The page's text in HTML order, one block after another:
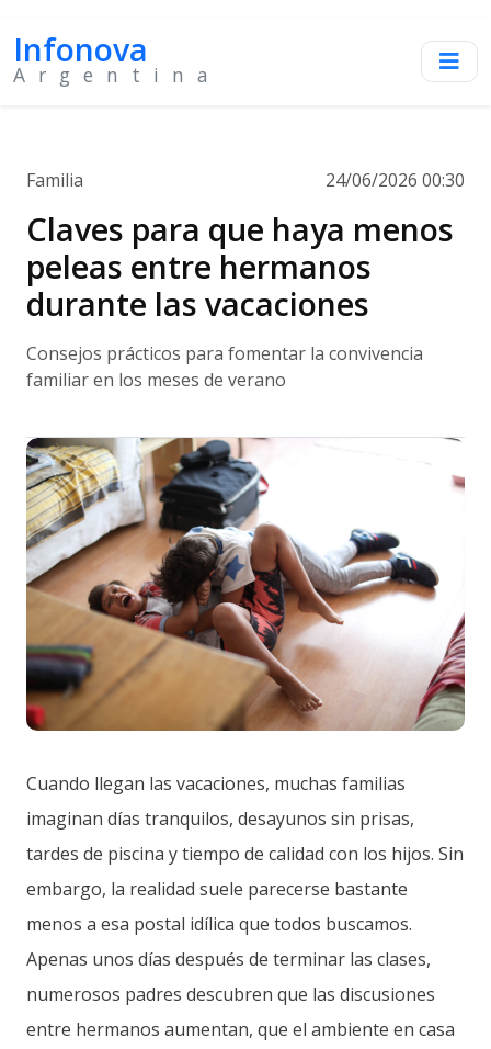
Infonova
Argentina
Familia 24/06/2026 00:30
Claves para que haya menos
peleas entre hermanos
durante las vacaciones
Consejos prácticos para fomentar la convivencia
familiar en los meses de verano
Cuando llegan las vacaciones, muchas familias
imaginan días tranquilos, desayunos sin prisas,
tardes de piscina y tiempo de calidad con los hijos. Sin
embargo, la realidad suele parecerse bastante
menos a esa postal idílica que todos buscamos.
Apenas unos días después de terminar las clases,
numerosos padres descubren que las discusiones
entre hermanos aumentan, que el ambiente en casa